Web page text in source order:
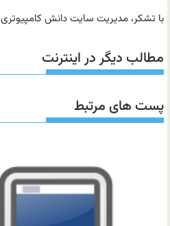
با تشکر، مدیریت سایت دانش کامپیوتری
مطالب دیگر در اینترنت
پست های مرتبط